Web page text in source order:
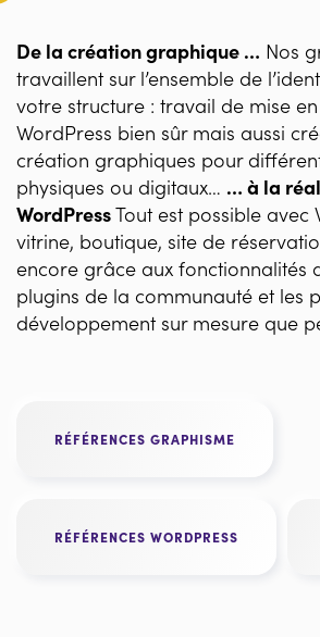
De la création graphique … Nos
travaillent sur l’ensemble de
votre structure : travail de mise
WordPress bien sûr mais aussi
création graphiques pour
physiques ou digitaux… … à la
WordPressTout est possible avec
vitrine, boutique, site de
encore grâce aux fonctionnalités
plugins de la communauté et les
développement sur mesure que
RÉFÉRENCES GRAPHISME
RÉFÉRENCES WORDPRESS